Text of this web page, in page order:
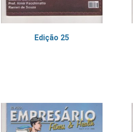
Edição 25